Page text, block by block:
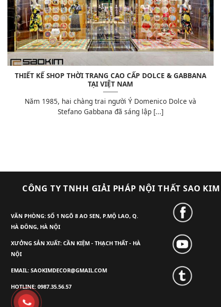
THIẾT KẾ SHOP THỜI TRANG CAO CẤP DOLCE & GABBANA
TẠI VIỆT NAM
Năm 1985, hai chàng trai người Ý Domenico Dolce và
Stefano Gabbana đã sáng lập [...]
CÔNG TY TNHH GIẢI PHÁP NỘI THẤT SAO KIM
VĂN PHÒNG: SỐ 1 NGÕ 8 AO SEN, P.MỘ LAO, Q.
HÀ ĐÔNG, HÀ NỘI
XƯỞNG SẢN XUẤT: CẦN KIỆM - THẠCH THẤT - HÀ
NỘI
EMAIL: SAOKIMDECOR@GMAIL.COM
HOTLINE: 0987.35.56.57